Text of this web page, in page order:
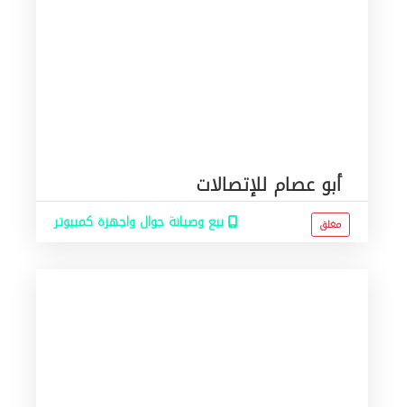
أبو عصام للإتصالات
بيع وصيانة جوال واجهزة كمبيوتر مغلق